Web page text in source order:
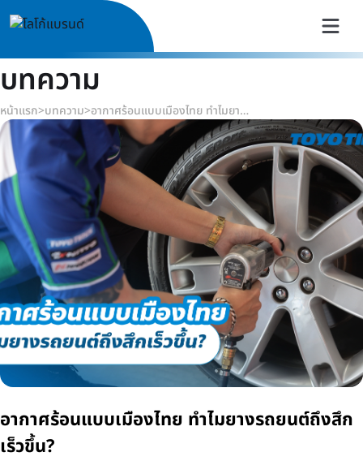
บทความ
หน้าแรก>บทความ> อากาศร้อนแบบเมืองไทย ทำไมยางรถยนต์ถึงสึกเร็วขึ้น?
อากาศร้อนแบบเมืองไทย ทำไมยางรถยนต์ถึงสึก
เร็วขึ้น?